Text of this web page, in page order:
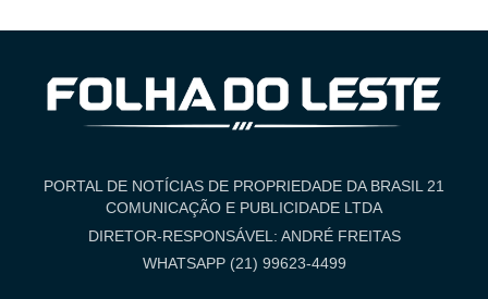
PORTAL DE NOTÍCIAS DE PROPRIEDADE DA BRASIL 21
COMUNICAÇÃO E PUBLICIDADE LTDA
DIRETOR-RESPONSÁVEL: ANDRÉ FREITAS
WHATSAPP (21) 99623-4499